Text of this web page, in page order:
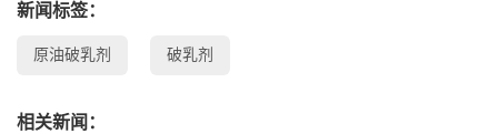
新闻标签：
原油破乳剂 破乳剂
相关新闻：